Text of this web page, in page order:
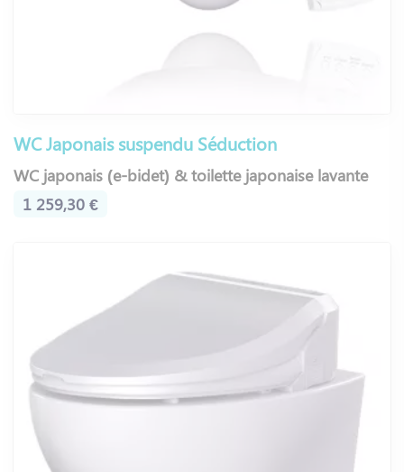
WC Japonais suspendu Séduction
WC japonais (e-bidet) & toilette japonaise lavante
1 259,30 €